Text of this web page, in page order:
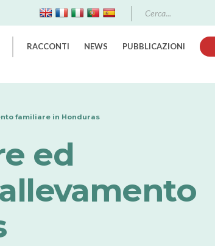
for:
RACCONTI NEWS PUBBLICAZIONI
familiare in Honduras
ed